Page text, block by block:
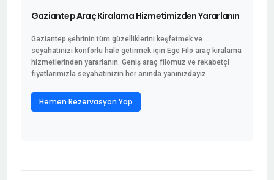
Gaziantep Araç Kiralama Hizmetimizden Yararlanın
Gaziantep şehrinin tüm güzelliklerini keşfetmek ve
seyahatinizi konforlu hale getirmek için Ege Filo araç kiralama
hizmetlerinden yararlanın. Geniş araç filomuz ve rekabetçi
fiyatlarımızla seyahatinizin her anında yanınızdayız.
Hemen Rezervasyon Yap